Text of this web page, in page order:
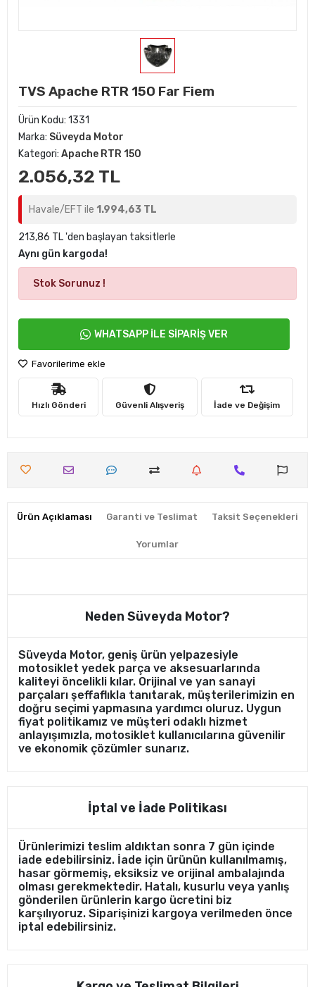
TVS Apache RTR 150 Far Fiem
Ürün Kodu: 1331
Marka: Süveyda Motor
Kategori: Apache RTR 150
2.056,32 TL
Havale/EFT ile 1.994,63 TL
213,86 TL 'den başlayan taksitlerle
Aynı gün kargoda!
Stok Sorunuz !
WHATSAPP İLE SİPARİŞ VER
Favorilerime ekle
Hızlı Gönderi Güvenli Alışveriş İade ve Değişim
Ürün Açıklaması Garanti ve Teslimat Taksit Seçenekleri
Yorumlar
Neden Süveyda Motor?
Süveyda Motor, geniş ürün yelpazesiyle
motosiklet yedek parça ve aksesuarlarında
kaliteyi öncelikli kılar. Orijinal ve yan sanayi
parçaları şeffaflıkla tanıtarak, müşterilerimizin en
doğru seçimi yapmasına yardımcı oluruz. Uygun
fiyat politikamız ve müşteri odaklı hizmet
anlayışımızla, motosiklet kullanıcılarına güvenilir
ve ekonomik çözümler sunarız.
İptal ve İade Politikası
Ürünlerimizi teslim aldıktan sonra 7 gün içinde
iade edebilirsiniz. İade için ürünün kullanılmamış,
hasar görmemiş, eksiksiz ve orijinal ambalajında
olması gerekmektedir. Hatalı, kusurlu veya yanlış
gönderilen ürünlerin kargo ücretini biz
karşılıyoruz. Siparişinizi kargoya verilmeden önce
iptal edebilirsiniz.